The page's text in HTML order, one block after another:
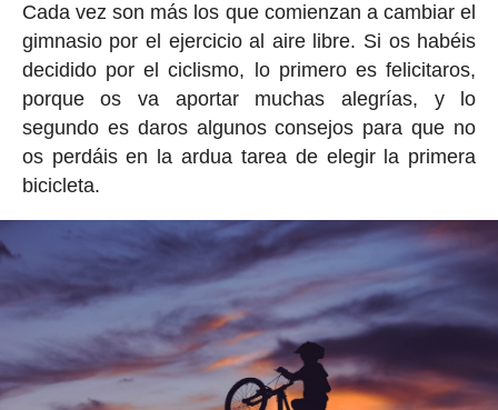
Cada vez son más los que comienzan a cambiar el
gimnasio por el ejercicio al aire libre. Si os habéis
decidido por el ciclismo, lo primero es felicitaros,
porque os va aportar muchas alegrías, y lo
segundo es daros algunos consejos para que no
os perdáis en la ardua tarea de elegir la primera
bicicleta.